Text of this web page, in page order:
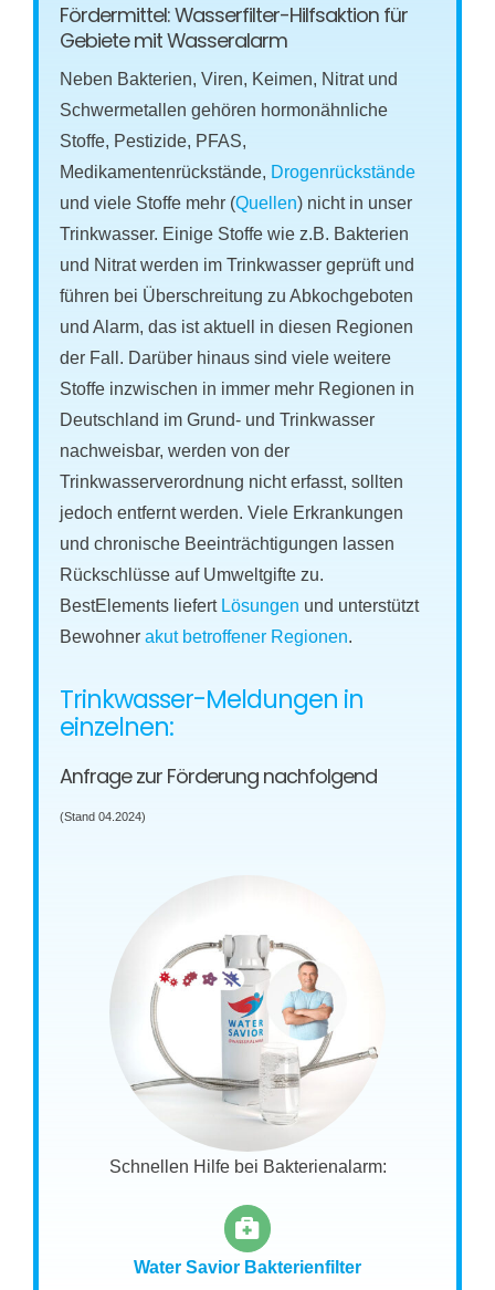
Fördermittel: Wasserfilter-Hilfsaktion für
Gebiete mit Wasseralarm
Neben Bakterien, Viren, Keimen, Nitrat und
Schwermetallen gehören hormonähnliche
Stoffe, Pestizide, PFAS,
Medikamentenrückstände, Drogenrückstände
und viele Stoffe mehr (Quellen) nicht in unser
Trinkwasser. Einige Stoffe wie z.B. Bakterien
und Nitrat werden im Trinkwasser geprüft und
führen bei Überschreitung zu Abkochgeboten
und Alarm, das ist aktuell in diesen Regionen
der Fall. Darüber hinaus sind viele weitere
Stoffe inzwischen in immer mehr Regionen in
Deutschland im Grund- und Trinkwasser
nachweisbar, werden von der
Trinkwasserverordnung nicht erfasst, sollten
jedoch entfernt werden. Viele Erkrankungen
und chronische Beeinträchtigungen lassen
Rückschlüsse auf Umweltgifte zu.
BestElements liefert Lösungen und unterstützt
Bewohnerakut betroffener Regionen.
Trinkwasser-Meldungen in
einzelnen:
Anfrage zur Förderung nachfolgend
(Stand 04.2024)
Schnellen Hilfe bei Bakterienalarm:
Water Savior Bakterienfilter